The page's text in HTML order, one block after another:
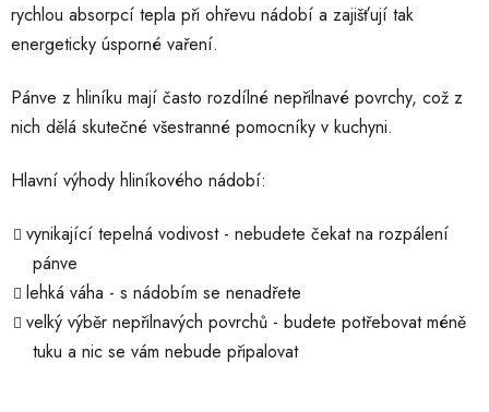
rychlou absorpcí tepla při ohřevu nádobí a zajišťují tak
energeticky úsporné vaření.
Pánve z hliníku mají často rozdílné nepřilnavé povrchy, což z
nich dělá skutečné všestranné pomocníky v kuchyni.
Hlavní výhody hliníkového nádobí:
vynikající tepelná vodivost - nebudete čekat na rozpálení
pánve
lehká váha - s nádobím se nenadřete
velký výběr nepřilnavých povrchů - budete potřebovat méně
tuku a nic se vám nebude připalovat